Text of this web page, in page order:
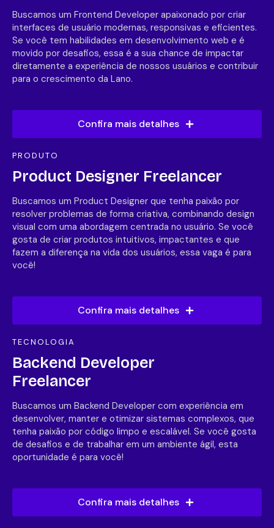
Buscamos um Frontend Developer apaixonado por criar
interfaces de usuário modernas, responsivas e eficientes.
Se você tem habilidades em desenvolvimento web e é
movido por desafios, essa é a sua chance de impactar
diretamente a experiência de nossos usuários e contribuir
para o crescimento da Lano.
Confira mais detalhes
PRODUTO
Product Designer Freelancer
Buscamos um Product Designer que tenha paixão por
resolver problemas de forma criativa, combinando design
visual com uma abordagem centrada no usuário. Se você
gosta de criar produtos intuitivos, impactantes e que
fazem a diferença na vida dos usuários, essa vaga é para
você!
Confira mais detalhes
TECNOLOGIA
Backend Developer
Freelancer
Buscamos um Backend Developer com experiência em
desenvolver, manter e otimizar sistemas complexos, que
tenha paixão por código limpo e escalável. Se você gosta
de desafios e de trabalhar em um ambiente ágil, esta
oportunidade é para você!
Confira mais detalhes